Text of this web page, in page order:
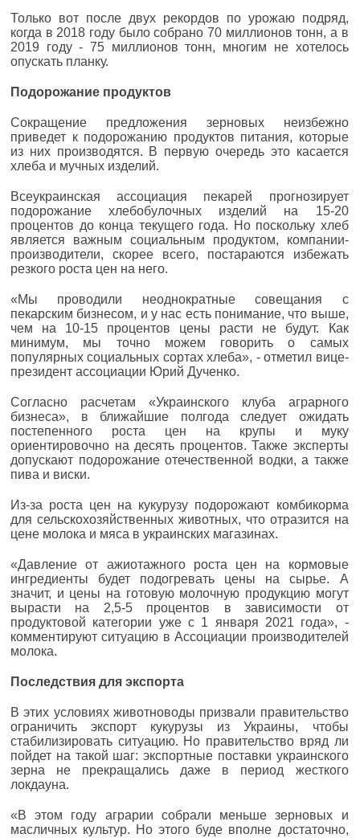
Только вот после двух рекордов по урожаю подряд,
когда в 2018 году было собрано 70 миллионов тонн, а в
2019 году - 75 миллионов тонн, многим не хотелось
опускать планку.
Подорожание продуктов
Сокращение предложения зерновых неизбежно
приведет к подорожанию продуктов питания, которые
из них производятся. В первую очередь это касается
хлеба и мучных изделий.
Всеукраинская ассоциация пекарей прогнозирует
подорожание хлебобулочных изделий на 15-20
процентов до конца текущего года. Но поскольку хлеб
является важным социальным продуктом, компании-
производители, скорее всего, постараются избежать
резкого роста цен на него.
«Мы проводили неоднократные совещания с
пекарским бизнесом, и у нас есть понимание, что выше,
чем на 10-15 процентов цены расти не будут. Как
минимум, мы точно можем говорить о самых
популярных социальных сортах хлеба», - отметил вице-
президент ассоциации Юрий Дученко.
Согласно расчетам «Украинского клуба аграрного
бизнеса», в ближайшие полгода следует ожидать
постепенного роста цен на крупы и муку
ориентировочно на десять процентов. Также эксперты
допускают подорожание отечественной водки, а также
пива и виски.
Из-за роста цен на кукурузу подорожают комбикорма
для сельскохозяйственных животных, что отразится на
цене молока и мяса в украинских магазинах.
«Давление от ажиотажного роста цен на кормовые
ингредиенты будет подогревать цены на сырье. А
значит, и цены на готовую молочную продукцию могут
вырасти на 2,5-5 процентов в зависимости от
продуктовой категории уже с 1 января 2021 года», -
комментируют ситуацию в Ассоциации производителей
молока.
Последствия для экспорта
В этих условиях животноводы призвали правительство
ограничить экспорт кукурузы из Украины, чтобы
стабилизировать ситуацию. Но правительство вряд ли
пойдет на такой шаг: экспортные поставки украинского
зерна не прекращались даже в период жесткого
локдауна.
«В этом году аграрии собрали меньше зерновых и
масличных культур. Но этого буде вполне достаточно,